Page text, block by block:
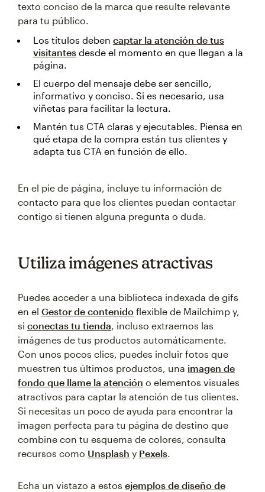
texto conciso de la marca que resulte relevante
para tu público.
Los títulos deben captar la atención de tus
visitantes desde el momento en que llegan a la
página.
El cuerpo del mensaje debe ser sencillo,
informativo y conciso. Si es necesario, usa
viñetas para facilitar la lectura.
Mantén tus CTA claras y ejecutables. Piensa en
qué etapa de la compra están tus clientes y
adapta tus CTA en función de ello.
En el pie de página, incluye tu información de
contacto para que los clientes puedan contactar
contigo si tienen alguna pregunta o duda.
Utiliza imágenes atractivas
Puedes acceder a una biblioteca indexada de gifs
en el Gestor de contenido flexible de Mailchimp y,
si conectas tu tienda, incluso extraemos las
imágenes de tus productos automáticamente.
Con unos pocos clics, puedes incluir fotos que
muestren tus últimos productos, una imagen de
fondo que llame la atención o elementos visuales
atractivos para captar la atención de tus clientes.
Si necesitas un poco de ayuda para encontrar la
imagen perfecta para tu página de destino que
combine con tu esquema de colores, consulta
recursos como Unsplash y Pexels.
Echa un vistazo a estos ejemplos de diseño de